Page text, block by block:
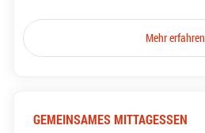
Mehr erfahren
GEMEINSAMES MITTAGESSEN